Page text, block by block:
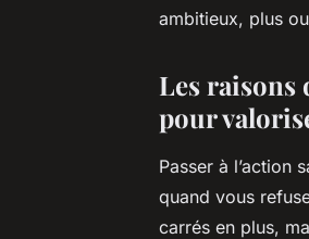
ambitieux, plus
Les raisons
pour
Passer à l’action
quand vous
carrés en plus,